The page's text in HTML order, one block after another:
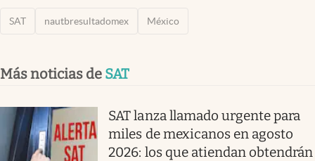
SAT nautbresultadomex México
Más noticias de SAT
SAT lanza llamado urgente para
miles de mexicanos en agosto
2026: los que atiendan obtendrán